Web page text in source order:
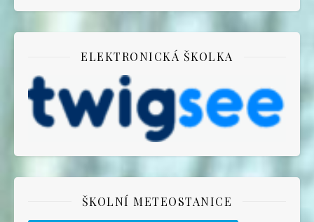
ELEKTRONICKÁ ŠKOLKA
ŠKOLNÍ METEOSTANICE